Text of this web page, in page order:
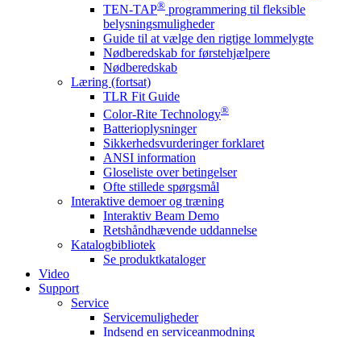
TEN-TAP® programmering til fleksible
belysningsmuligheder
Guide til at vælge den rigtige lommelygte
Nødberedskab for førstehjælpere
Nødberedskab
Læring (fortsat)
TLR Fit Guide
Color-Rite Technology®
Batterioplysninger
Sikkerhedsvurderinger forklaret
ANSI information
Gloseliste over betingelser
Ofte stillede spørgsmål
Interaktive demoer og træning
Interaktiv Beam Demo
Retshåndhævende uddannelse
Katalogbibliotek
Se produktkataloger
Video
Support
Service
Servicemuligheder
Indsend en serviceanmodning